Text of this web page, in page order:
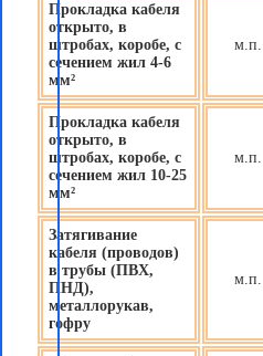
Прокладка кабеля
открыто, в
штробах, коробе, с
сечением жил 4-6
мм²
м.п.
Прокладка кабеля
открыто, в
штробах, коробе, с
сечением жил 10-25
мм²
м.п.
Затягивание
кабеля (проводов)
в трубы (ПВХ,
ПНД),
металлорукав,
гофру
м.п.